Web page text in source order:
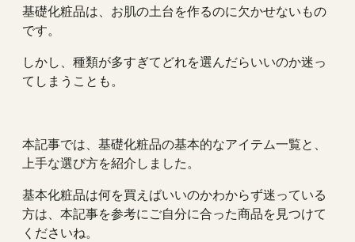
基礎化粧品は、お肌の土台を作るのに欠かせないもの
です。
しかし、種類が多すぎてどれを選んだらいいのか迷っ
てしまうことも。
本記事では、基礎化粧品の基本的なアイテム一覧と、
上手な選び方を紹介しました。
基本化粧品は何を買えばいいのかわからず迷っている
方は、本記事を参考にご自分に合った商品を見つけて
くださいね。